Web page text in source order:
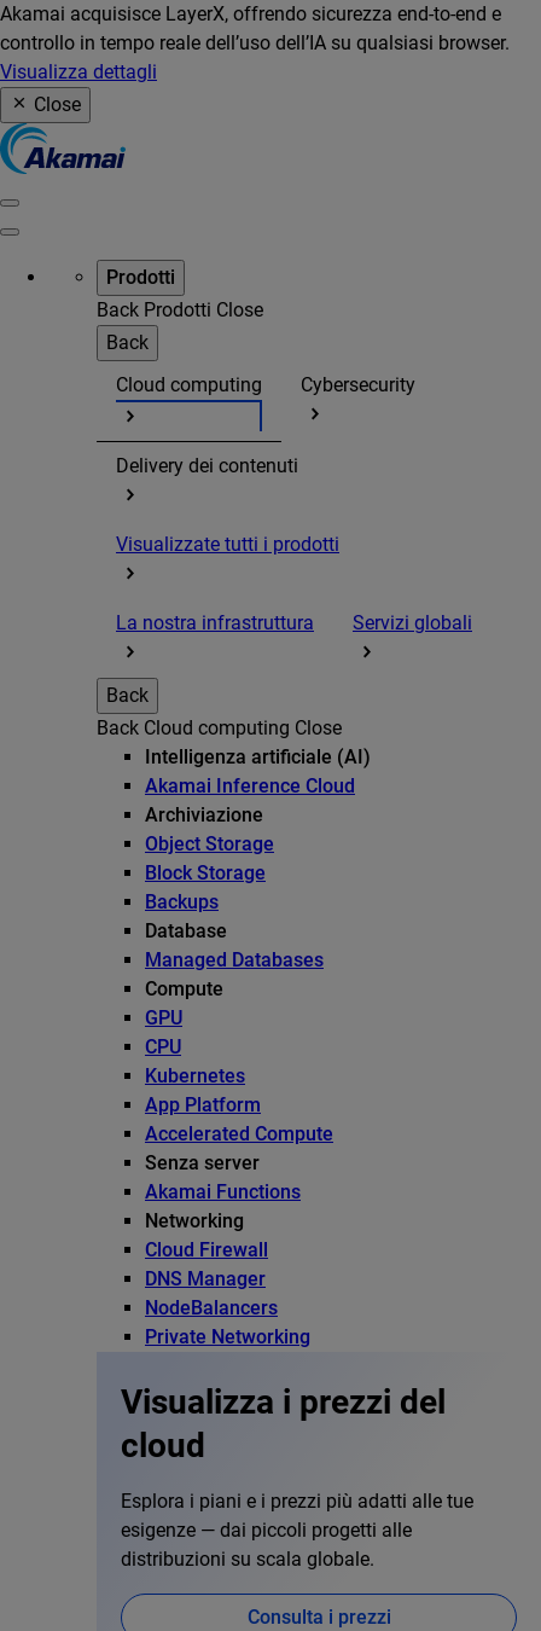
Akamai acquisisce LayerX, offrendo sicurezza end-to-end e
controllo in tempo reale dell’uso dell’IA su qualsiasi browser.
Visualizza dettagli
Close
Prodotti
Back Prodotti Close
Back
Cloud computing
Cybersecurity
Delivery dei contenuti
Visualizzate tutti i prodotti
La nostra infrastruttura Servizi globali
Back
Back Cloud computing Close
Intelligenza artificiale (AI)
Akamai Inference Cloud
Archiviazione
Object Storage
Block Storage
Backups
Database
Managed Databases
Compute
GPU
CPU
Kubernetes
App Platform
Accelerated Compute
Senza server
Akamai Functions
Networking
Cloud Firewall
DNS Manager
NodeBalancers
Private Networking
Visualizza i prezzi del
cloud
Esplora i piani e i prezzi più adatti alle tue
esigenze — dai piccoli progetti alle
distribuzioni su scala globale.
Consulta i prezzi